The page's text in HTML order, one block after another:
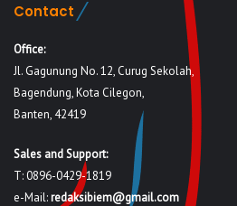
Contact
Office:
Jl. Gagunung No. 12, Curug Sekolah,
Bagendung, Kota Cilegon,
Banten, 42419
Sales and Support:
T: 0896-0429-1819
e-Mail:redaksibiem@gmail.com